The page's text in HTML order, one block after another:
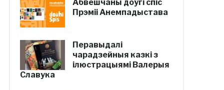
Абвешчаны доўгі спіс
Прэміі Анемпадыстава
Перавыдалі
чарадзейныя казкі з
ілюстрацыямі Валерыя
Славука